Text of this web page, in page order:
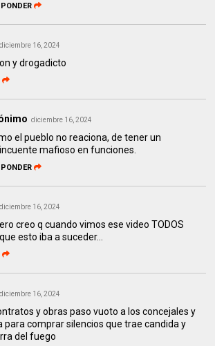
diciembre 16, 2024
y drogadicto
diciembre 16, 2024
el pueblo no reaciona, de tener un
mafioso en funciones.
diciembre 16, 2024
creo q cuando vimos ese video TODOS
esto iba a suceder...
diciembre 16, 2024
y obras paso vuoto a los concejales y
para comprar silencios que trae candida y
del fuego